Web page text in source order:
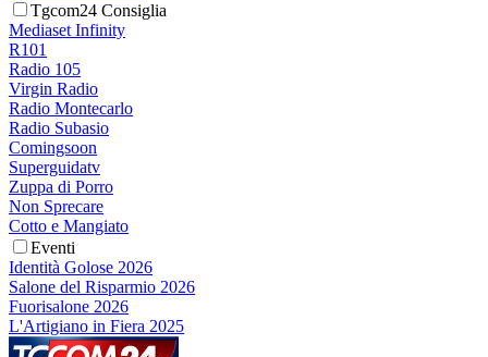
Tgcom24 Consiglia
Mediaset Infinity
R101
Radio 105
Virgin Radio
Radio Montecarlo
Radio Subasio
Comingsoon
Superguidatv
Zuppa di Porro
Non Sprecare
Cotto e Mangiato
Eventi
Identità Golose 2026
Salone del Risparmio 2026
Fuorisalone 2026
L'Artigiano in Fiera 2025